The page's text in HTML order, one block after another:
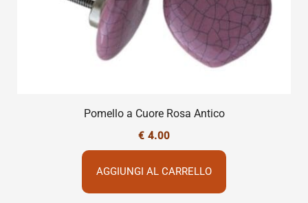
Pomello a Cuore Rosa Antico
€ 4.00
AGGIUNGI AL CARRELLO